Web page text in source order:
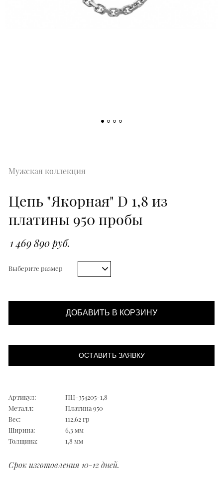
Мужская коллекция
Цепь "Якорная" D 1,8 из
платины 950 пробы
1 469 890 руб.
Выберите размер
ДОБАВИТЬ В КОРЗИНУ
ОСТАВИТЬ ЗАЯВКУ
Артикул:
ПЦ-354205-1,8
Металл:
Платина 950
Вес:
112,62 гр
Ширина:
6,3 мм
Толщина:
1,8 мм
Срок изготовления 10-12 дней.